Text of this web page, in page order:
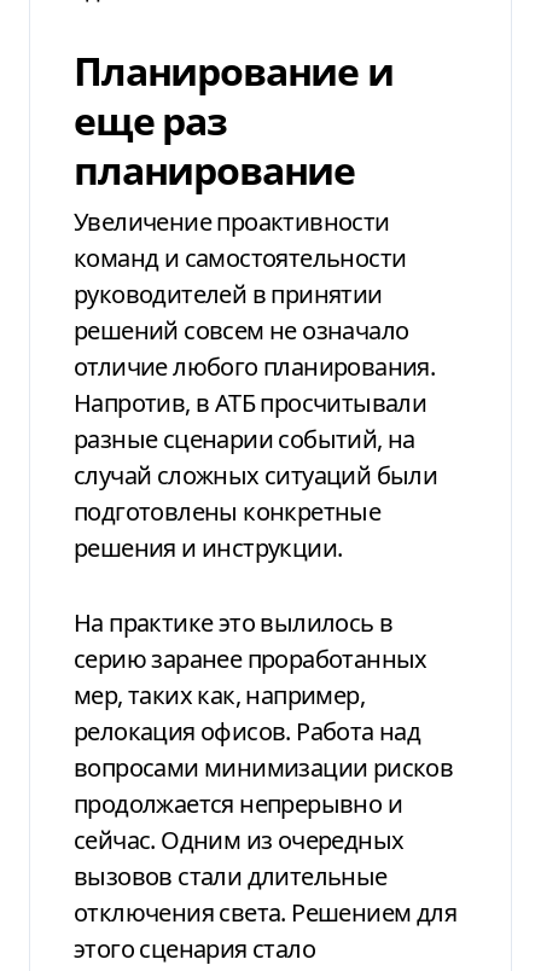
Планирование и
еще раз
планирование
Увеличение проактивности
команд и самостоятельности
руководителей впринятии
решений совсем не означало
отличие любого планирования.
Напротив, в АТБ просчитывали
разные сценариисобытий, на
случай сложных ситуаций были
подготовлены конкретные
решения и инструкции.
На практике это вылилось в
серию заранее проработанных
мер, таких как, например,
релокация офисов. Работа над
вопросами минимизации рисков
продолжается непрерывно и
сейчас. Одним из очередных
вызовов сталидлительные
отключения света. Решением для
этого сценария стало